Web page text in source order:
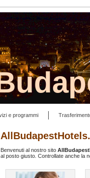
e programmi
Benvenuti al nostro sito
al posto giusto. Controllate anche la